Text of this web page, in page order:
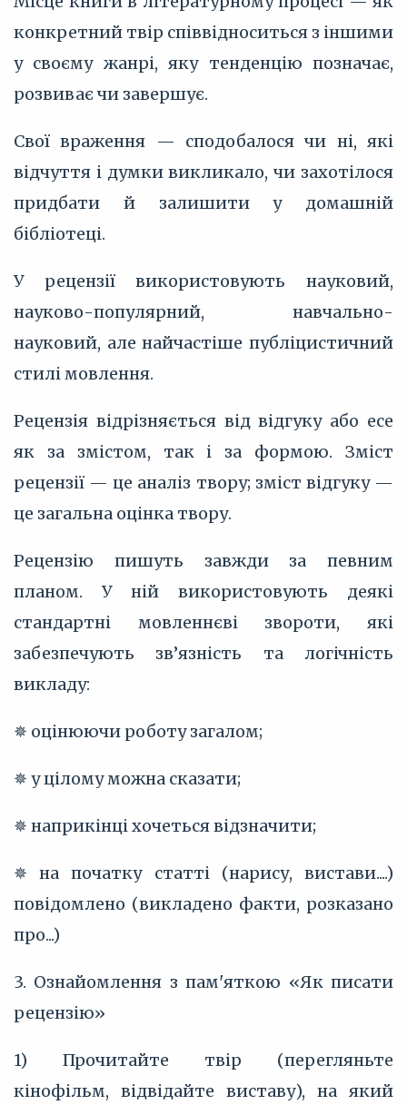
конкретний твір співвідноситься з іншими
у своєму жанрі, яку тенденцію позначає,
розвиває чи завершує.
Свої враження — сподобалося чи ні, які
відчуття і думки викликало, чи захотілося
придбати й залишити у домашній
бібліотеці.
У рецензії використовують науковий,
науково-популярний, навчально-
науковий, але найчастіше публіцистичний
стилі мовлення.
Рецензія відрізняється від відгуку або есе
як за змістом, так і за формою. Зміст
рецензії — це аналіз твору; зміст відгуку —
це загальна оцінка твору.
Рецензію пишуть завжди за певним
планом. У ній використовують деякі
стандартні мовленнєві звороти, які
забезпечують зв’‎язність та логічність
викладу:
✵ оцінюючи роботу загалом;
✵ у цілому можна сказати;
✵ наприкінці хочеться відзначити;
✵ на початку статті (нарису, вистави....)
повідомлено (викладено факти, розказано
про...)
3. Ознайомлення з пам'яткою «Як писати
рецензію»
1) Прочитайте твір (перегляньте
кінофільм, відвідайте виставу), на який